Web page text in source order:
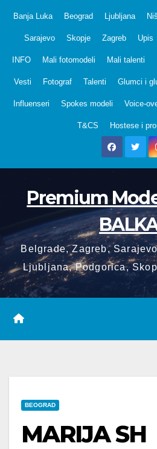
Banja Luka Beograd Ljubljana Niš
Sarajevo Skopje Zagreb Upis
INFO Mali fotomodeli Mali talenti
Vesti Fotograf Talenti Glumci i
Influenseri Spokes modeli Voice-
T&CS Hostese i
Premium
Belgrade, Zagreb,
Ljubljana, Podgorica,
BEOGRAD
MARIJA SH